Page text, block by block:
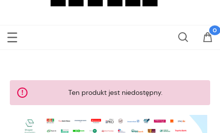
Ten produkt jest niedostępny.